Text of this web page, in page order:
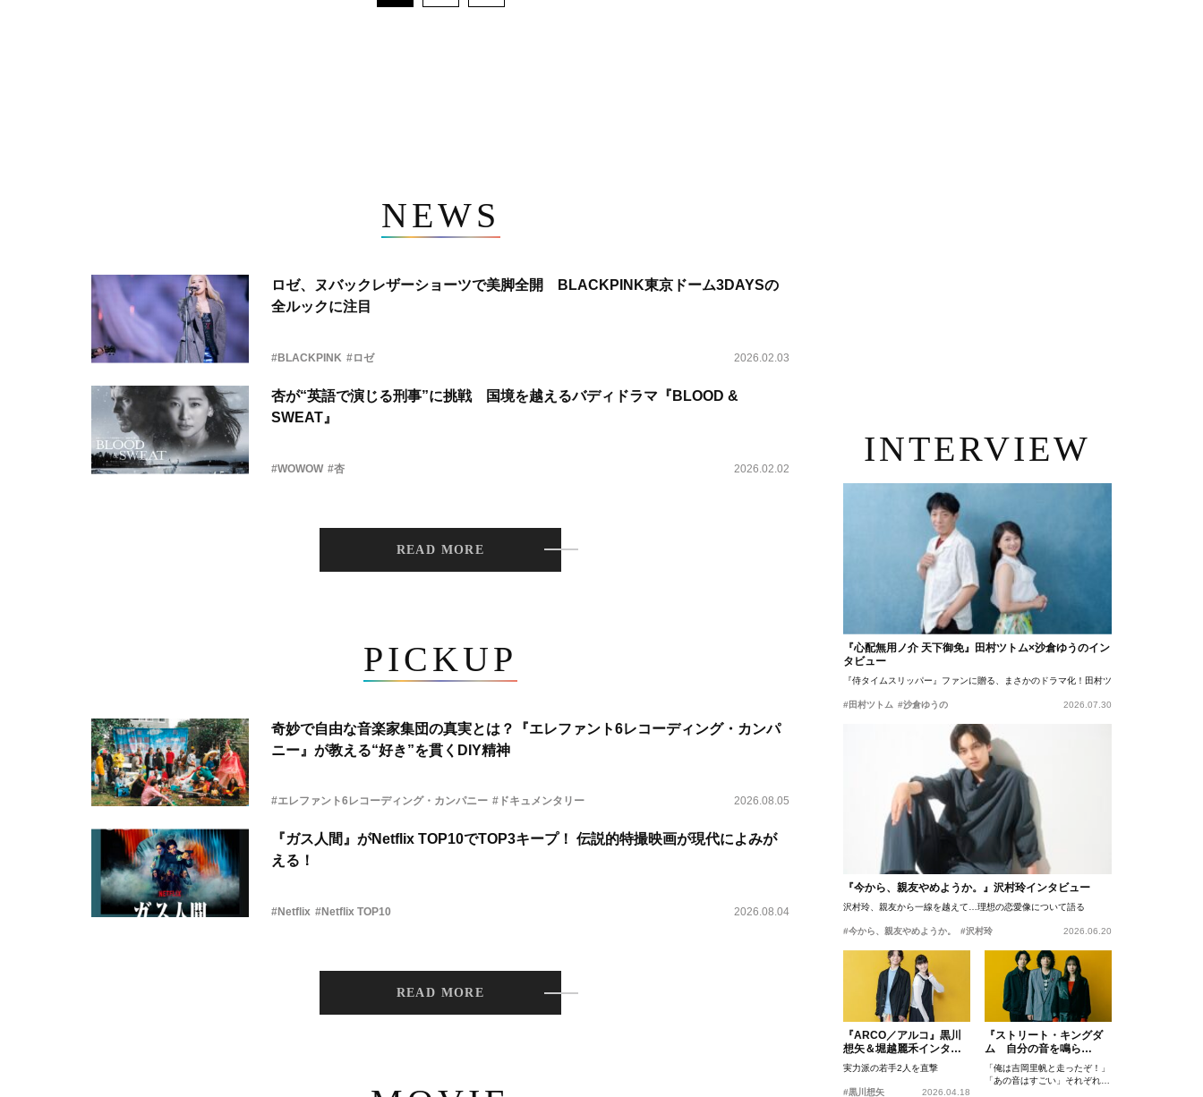
NEWS
ロゼ、ヌバックレザーショーツで美脚全開 BLACKPINK東京ドーム3DAYSの
全ルックに注目
#BLACKPINK #ロゼ 2026.02.03
杏が“英語で演じる刑事”に挑戦 国境を越えるバディドラマ『BLOOD &
SWEAT』
#WOWOW #杏 2026.02.02
READ MORE
PICKUP
奇妙で自由な音楽家集団の真実とは？『エレファント6レコーディング・カンパ
ニー』が教える“好き”を貫くDIY精神
#エレファント6レコーディング・カンパニー #ドキュメンタリー 2026.08.05
『ガス人間』がNetflix TOP10でTOP3キープ！ 伝説的特撮映画が現代によみが
える！
#Netflix #Netflix TOP10 2026.08.04
READ MORE
INTERVIEW
『心配無用ノ介 天下御免』田村ツトム×沙倉ゆうのイン
タビュー
『侍タイムスリッパー』ファンに贈る、まさかのドラマ化！田村ツトム×沙倉ゆうのが語
#田村ツトム #沙倉ゆうの 2026.07.30
『今から、親友やめようか。』沢村玲インタビュー
沢村玲、親友から一線を越えて…理想の恋愛像について語る
#今から、親友やめようか。 #沢村玲 2026.06.20
『ARCO／アルコ』黒川
想矢＆堀越麗禾インタビ
ュー
実力派の若手2人を直撃
#黒川想矢 2026.04.18
『ストリート・キングダ
ム 自分の音を鳴ら
せ。』峯田和伸、若葉竜
也、吉岡里帆インタビュ
ー
「俺は吉岡里帆と走ったぞ！」
「あの音はすごい」それぞれの